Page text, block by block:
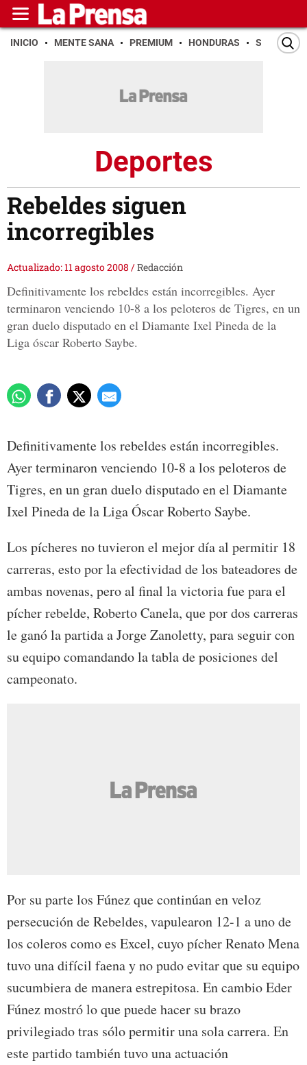
INICIO MENTE SANA PREMIUM HONDURAS SAN PEDRO
Deportes
Rebeldes siguen
incorregibles
Actualizado: 11 agosto 2008 /Redacción
Definitivamente los rebeldes están incorregibles. Ayer
terminaron venciendo 10-8 a los peloteros de Tigres, en un
gran duelo disputado en el Diamante Ixel Pineda de la
Liga óscar Roberto Saybe.
Definitivamente los rebeldes están incorregibles.
Ayer terminaron venciendo 10-8 a los peloteros de
Tigres, en un gran duelo disputado en el Diamante
Ixel Pineda de la Liga Óscar Roberto Saybe.
Los pícheres no tuvieron el mejor día al permitir 18
carreras, esto por la efectividad de los bateadores de
ambas novenas, pero al final la victoria fue para el
pícher rebelde, Roberto Canela, que por dos carreras
le ganó la partida a Jorge Zanoletty, para seguir con
su equipo comandando la tabla de posiciones del
campeonato.
Por su parte los Fúnez que continúan en veloz
persecución de Rebeldes, vapulearon 12-1 a uno de
los coleros como es Excel, cuyo pícher Renato Mena
tuvo una difícil faena y no pudo evitar que su equipo
sucumbiera de manera estrepitosa. En cambio Eder
Fúnez mostró lo que puede hacer su brazo
privilegiado tras sólo permitir una sola carrera. En
este partido también tuvo una actuación